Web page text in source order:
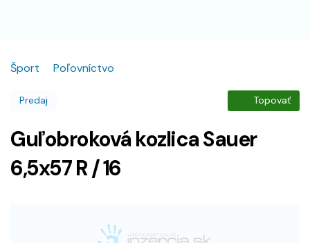
Šport Poľovníctvo
Predaj Topovať
Guľobroková kozlica Sauer
6,5x57 R / 16